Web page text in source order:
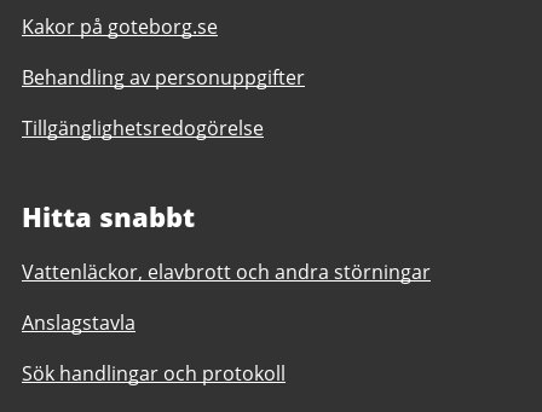
Kakor på goteborg.se
Behandling av personuppgifter
Tillgänglighetsredogörelse
Hitta snabbt
Vattenläckor, elavbrott och andra störningar
Anslagstavla
Sök handlingar och protokoll